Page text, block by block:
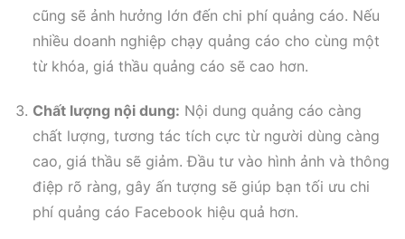
cũng sẽ ảnh hưởng lớn đến chi phí quảng cáo. Nếu
nhiều doanh nghiệp chạy quảng cáo cho cùng một
từ khóa, giá thầu quảng cáo sẽ cao hơn.
Chất lượng nội dung: Nội dung quảng cáo càng
chất lượng, tương tác tích cực từ người dùng càng
cao, giá thầu sẽ giảm. Đầu tư vào hình ảnh và thông
điệp rõ ràng, gây ấn tượng sẽ giúp bạn tối ưu chi
phí quảng cáo Facebook hiệu quả hơn.